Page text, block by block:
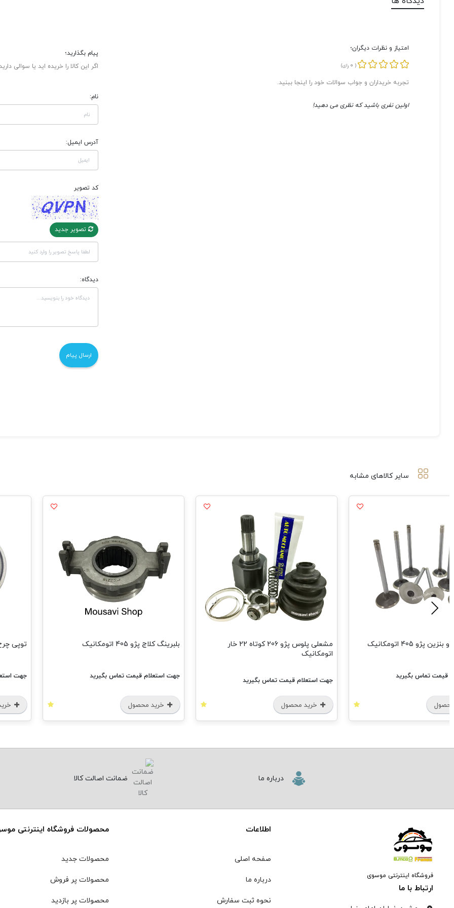
امتیاز و نظرات دیگران؛
(
0 رای)
تجربه خریداران و جواب سوالات خود را اینجا ببنید.
اولین نفری باشید که نظری می دهید!
پیام بگذارید؛
اگر این کالا را خریده اید یا سوالی
نام:
آدرس ایمیل:
کد تصویر
تصویر جدید
دیدگاه:
سایر کالاهای مشابه
پژو 405 اتومکانیک
قیمت تماس بگیرید
مشعلی پلوس پژو 206 کوتاه 22 خار
اتومکانیک
جهت استعلام قیمت تماس بگیرید
خرید محصول
بلبرینگ کلاج پژو 405 اتومکانیک
جهت استعلام قیمت تماس بگیرید
خرید محصول
توپی چرخ عقب
جهت
درباره ما ضمانت اصالت کالا
فروشگاه اینترنتی موسوی
ارتباط با ما
اطلاعات
صفحه اصلی
درباره ما
نحوه ثبت سفارش
محصولات فروشگاه اینترنتی
محصولات جدید
محصولات پر فروش
محصولات پر بازدید